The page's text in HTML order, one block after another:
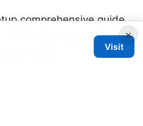
comprehensive guide
SFP with IPsec and
2026
×
Visit